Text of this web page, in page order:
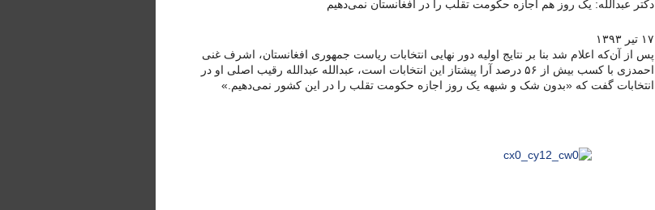
دکتر عبدالله: یک روز هم اجازه حکومت تقلب را در افغانستان نمی‌دهیم
۱۷ تیر ۱۳۹۳
پس از آن‌که اعلام شد بنا بر نتایج اولیه دور نهایی انتخابات ریاست جمهوری افغانستان، اشرف غنی
احمدزی با کسب بیش از ۵۶ درصد آرا پیشتاز این انتخابات است، عبدالله عبدالله رقیب اصلی او در
انتخابات گفت که «بدون شک و شبهه یک روز اجازه حکومت تقلب را در این کشور نمی‌دهیم.»